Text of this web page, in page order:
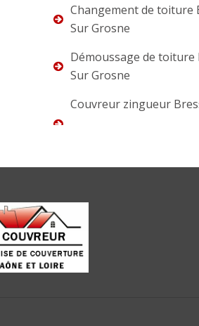
Changement de toiture
Sur Grosne
Démoussage de toiture
Sur Grosne
Couvreur zingueur